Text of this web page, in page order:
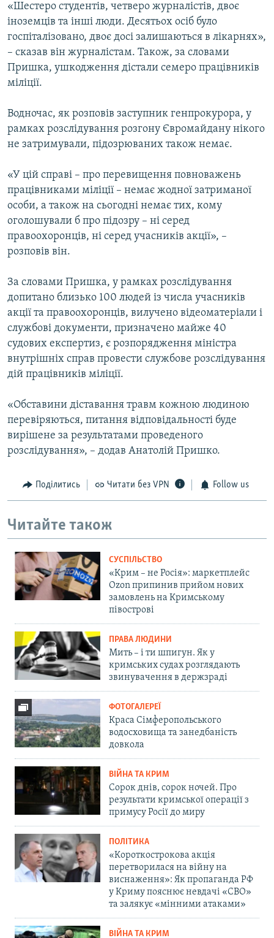
«Шестеро студентів, четверо журналістів, двоє
іноземців та інші люди. Десятьох осіб було
госпіталізовано, двоє досі залишаються в лікарнях»,
– сказав він журналістам. Також, за словами
Пришка, ушкодження дістали семеро працівників
міліції.
Водночас, як розповів заступник генпрокурора, у
рамках розслідування розгону Євромайдану нікого
не затримували, підозрюваних також немає.
«У цій справі – про перевищення повноважень
працівниками міліції – немає жодної затриманої
особи, а також на сьогодні немає тих, кому
оголошували б про підозру – ні серед
правоохоронців, ні серед учасників акції», –
розповів він.
За словами Пришка, у рамках розслідування
допитано близько 100 людей із числа учасників
акції та правоохоронців, вилучено відеоматеріали і
службові документи, призначено майже 40
судових експертиз, є розпорядження міністра
внутрішніх справ провести службове розслідування
дій працівників міліції.
«Обставини діставання травм кожною людиною
перевіряються, питання відповідальності буде
вирішене за результатами проведеного
розслідування», – додав Анатолій Пришко.
Поділитись Читати без VPN Follow us
Читайте також
СУСПІЛЬСТВО
«Крим – не Росія»: маркетплейс
Ozon припинив прийом нових
замовлень на Кримському
півострові
ПРАВА ЛЮДИНИ
Мить – і ти шпигун. Як у
кримських судах розглядають
звинувачення в держзраді
ФОТОГАЛЕРЕЇ
Краса Сімферопольського
водосховища та занедбаність
довкола
ВІЙНА ТА КРИМ
Сорок днів, сорок ночей. Про
результати кримської операції з
примусу Росії до миру
ПОЛІТИКА
«Короткострокова акція
перетворилася на війну на
виснаження»: Як пропаганда РФ
у Криму пояснює невдачі «СВО»
та залякує «мінними атаками»
ВІЙНА ТА КРИМ